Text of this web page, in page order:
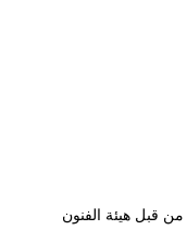
من قبل هيئة الفنون